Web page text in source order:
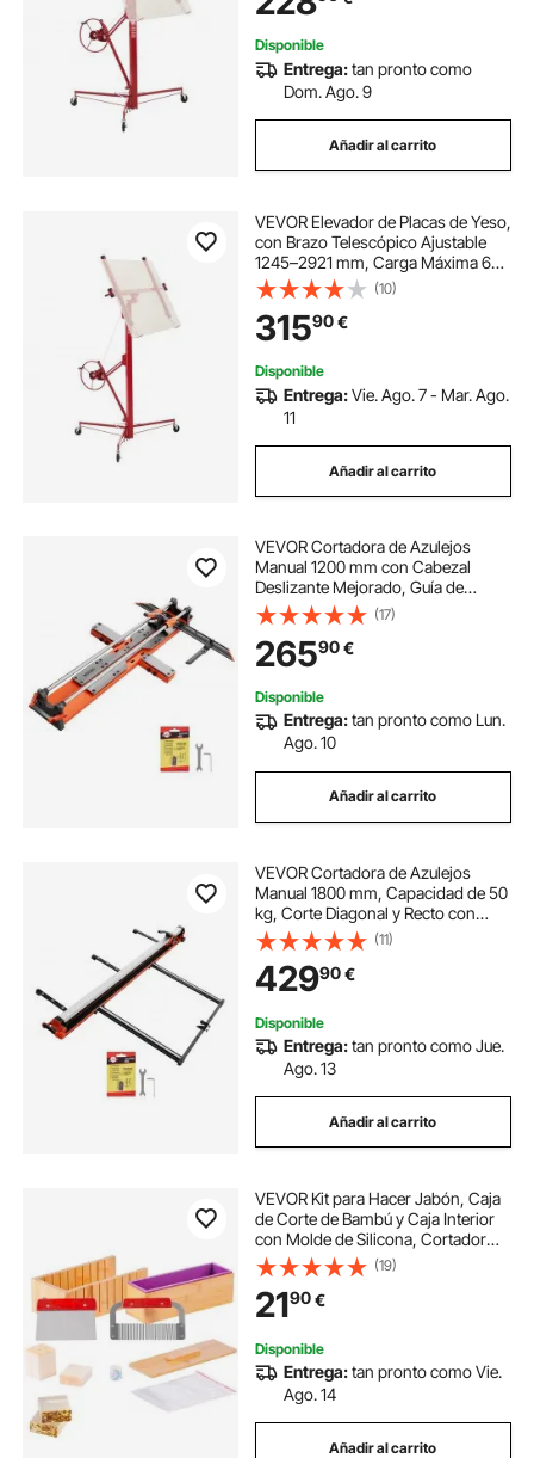
Disponible
Entrega:tan pronto como
Dom. Ago. 9
Añadir al carrito
VEVOR Elevador de Placas de Yeso,
con Brazo Telescópico Ajustable
1245–2921 mm, Carga Máxima 68
kg, Altura de 4877 mm, para
Montaje en Techo y Pared, 1530 x
1530 x 1940 mm, Acero Q235B,
Rojo
(10)
31590€
Disponible
Entrega:Vie. Ago. 7 - Mar. Ago.
11
Añadir al carrito
VEVOR Cortadora de Azulejos
Manual 1200 mm con Cabezal
Deslizante Mejorado, Guía de
Alineación, Base con Resorte,
Ruedas de Corte 8 y 22 mm, Corte
Recto y Diagonal para Cerámica
Pared Suelo y Baldosas
(17)
26590€
Disponible
Entrega:tan pronto como Lun.
Ago. 10
Añadir al carrito
VEVOR Cortadora de Azulejos
Manual 1800 mm, Capacidad de 50
kg, Corte Diagonal y Recto con
Ruedas, Riel de Aluminio, Guía de
Alineación, 2 Ruedas de Corte 8 y
22 mm para Cerámica Suelo Obras
Pared
(11)
42990€
Disponible
Entrega:tan pronto como Jue.
Ago. 13
Añadir al carrito
VEVOR Kit para Hacer Jabón, Caja
de Corte de Bambú y Caja Interior
con Molde de Silicona, Cortador
Recto de Acero Inoxidable y
Cortador Ondulado, Suministros
para Hacer Jabón Queso Vela
Bricolaje
(19)
2190€
Disponible
Entrega:tan pronto como Vie.
Ago. 14
Añadir al carrito